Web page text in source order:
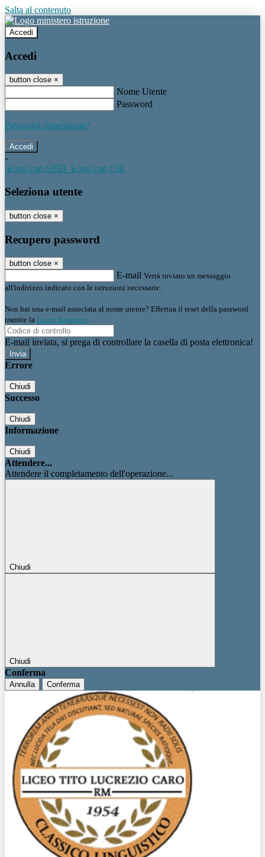
Salta al contenuto
Accedi
Accedi
button close ×
Nome Utente
Password
Password dimenticata?
-
Entra con SPID Entra con CIE
Seleziona utente
button close ×
Recupero password
button close ×
E-mail Verrà inviato un messaggio
all'indirizzo indicato con le istruzioni necessarie.
Non hai una e-mail associata al nome utente? Effettua il reset della password
tramite la Login Spaggiari
E-mail inviata, si prega di controllare la casella di posta elettronica!
Errore
Chiudi
Successo
Chiudi
Informazione
Chiudi
Attendere...
Attendere il completamento dell'operazione...
Chiudi
Chiudi
Conferma
Annulla Conferma